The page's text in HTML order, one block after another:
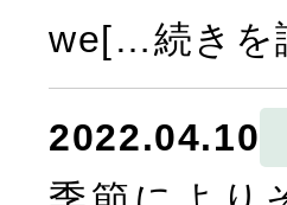
we[…続きを
2022.04.10